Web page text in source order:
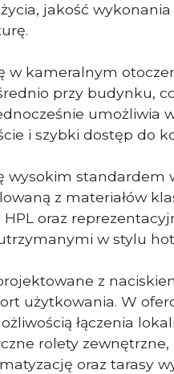
jakość wykonania
w kameralnym
przy budynku,
umożliwia
i szybki dostęp do
wysokim standardem
z materiałów
oraz
w stylu
z
użytkowania. W
łączenia
rolety zewnętrzne,
oraz tarasy